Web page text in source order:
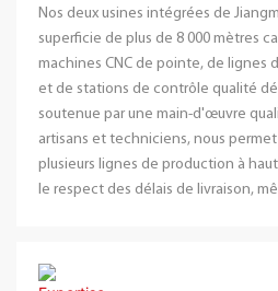
Nos deux usines intégrées de
superficie de plus de 8 000 mètres
machines CNC de pointe, de lignes
et de stations de contrôle qualité
soutenue par une main-d'œuvre
artisans et techniciens, nous
plusieurs lignes de production à
le respect des délais de livraison,